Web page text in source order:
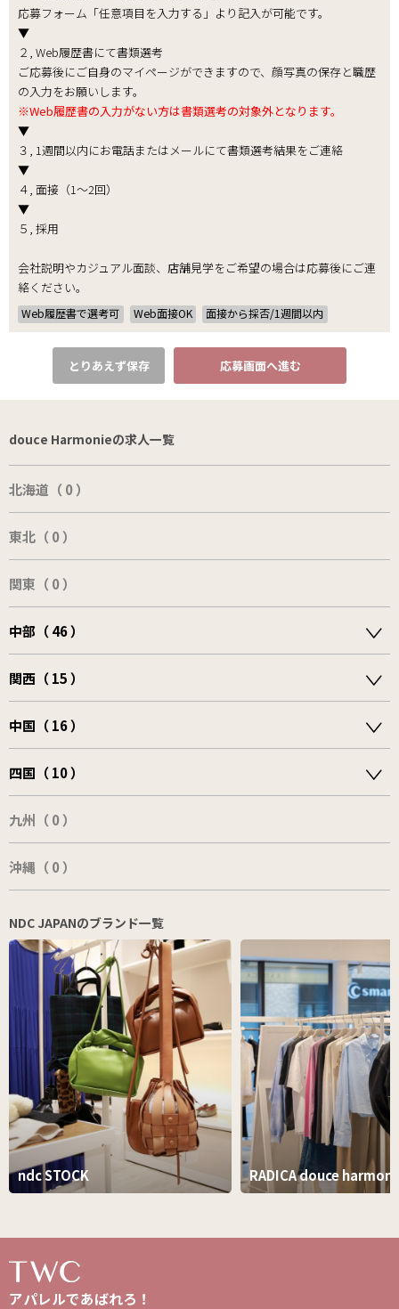
応募フォーム「任意項目を入力する」より記入が可能です。
▼
２, Web履歴書にて書類選考
ご応募後にご自身のマイページができますので、顔写真の保存と職歴
の入力をお願いします。
※Web履歴書の入力がない方は書類選考の対象外となります。
▼
３, 1週間以内にお電話またはメールにて書類選考結果をご連絡
▼
４, 面接（1～2回）
▼
５, 採用
会社説明やカジュアル面談、店舗見学をご希望の場合は応募後にご連
絡ください。
Web履歴書で選考可 Web面接OK 面接から採否/1週間以内
とりあえず保存 応募画面へ進む
douce Harmonieの求人一覧
北海道（ 0 ）
東北（ 0 ）
関東（ 0 ）
中部（ 46 ）
関西（ 15 ）
中国（ 16 ）
四国（ 10 ）
九州（ 0 ）
沖縄（ 0 ）
NDC JAPANのブランド一覧
ndc STOCK RADICA douce
アパレルであばれろ！